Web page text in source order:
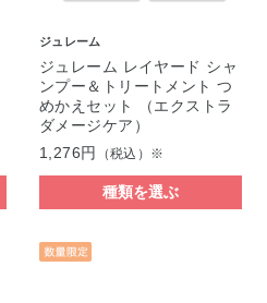
ジュレーム
ジュレーム レイヤード シャ
ンプー＆トリートメント つ
めかえセット （エクストラ
ダメージケア）
1,276円
（税込）※
種類を選ぶ